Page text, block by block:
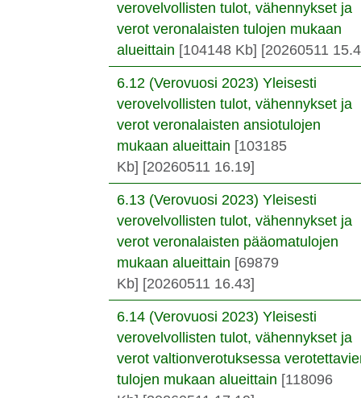
verovelvollisten tulot, vähennykset ja
verot veronalaisten tulojen mukaan
alueittain [104148 Kb] [20260511
6.12 (Verovuosi 2023) Yleisesti
verovelvollisten tulot, vähennykset ja
verot veronalaisten ansiotulojen
mukaan alueittain [103185
Kb] [20260511 16.19]
6.13 (Verovuosi 2023) Yleisesti
verovelvollisten tulot, vähennykset ja
verot veronalaisten pääomatulojen
mukaan alueittain [69879
Kb] [20260511 16.43]
6.14 (Verovuosi 2023) Yleisesti
verovelvollisten tulot, vähennykset ja
verot valtionverotuksessa
tulojen mukaan alueittain [118096